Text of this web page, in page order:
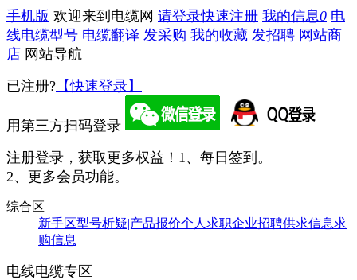
手机版 欢迎来到电缆网 请登录快速注册 我的信息0 电
线电缆型号 电缆翻译 发采购 我的收藏 发招聘 网站商
店 网站导航
已注册? 【快速登录】
用第三方扫码登录
注册登录，获取更多权益！ 1、每日签到。
2、更多会员功能。
综合区
新手区型号析疑|产品报价个人求职企业招聘供求信息求
购信息
电线电缆专区